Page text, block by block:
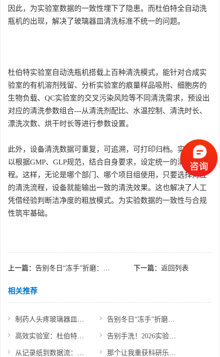
因此，为实验室数据的一致性埋下了隐患。而杜伯特全自动洗
瓶机的出现，解决了玻璃器皿清洗标准不统一的问题。
杜伯特实验室自动洗瓶机搭载上百种清洗模式，能针对合成实
验室的有机溶剂残留、分析实验室的痕量样品吸附、细胞房的
生物负载、QC实验室的交叉污染风险等不同清洗需求，预设出
对应的清洗参数组合---从清洗剂配比、水温控制、清洗时长、
漂洗次数、烘干时长等进行参数设置。
此外，设备清洗数据可重复，可追溯，可打印归档。实验室可
以根据GMP、GLP规范，结合自身要求，设定统一的清洗流
程。这样，无论是哪个部门、哪个项目组使用，只要选择对应
的清洗流程，设备就能输出一致的清洗效果。这也解决了人工
凭借经验判断洁净度的粗放模式。为实验数据的一致性与合规
性筑牢基础。
上一篇： 告别冬日“冻手”折磨：杜伯特全自动洗瓶机如何重塑实验室清洗体验 下一篇： 返回列表
相关推荐
制药人头疼玻璃器皿清洗标准不统一？试试这个洗瓶方案 告别冬日“冻手”折磨：杜伯特全自动洗瓶机如何重塑实验室清洗体验
高效实验室：杜伯特如何重新定义“洗瓶” 告别手洗！2026实验室洗瓶机选购指南，看这篇就够了
从记录纸到数据流：当实验室的清洗间开始“思考” 那个让我重获科研乐趣的全自动清洗机